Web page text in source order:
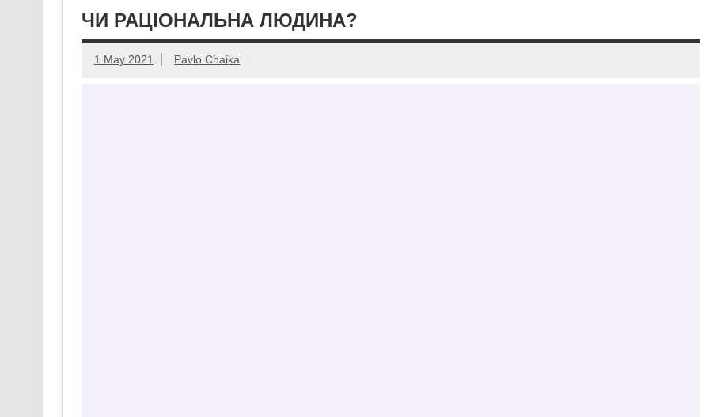
ЧИ РАЦІОНАЛЬНА ЛЮДИНА?
1 May 2021 Pavlo Chaika